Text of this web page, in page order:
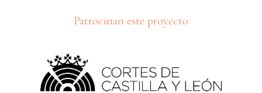
Patrocinan este proyecto